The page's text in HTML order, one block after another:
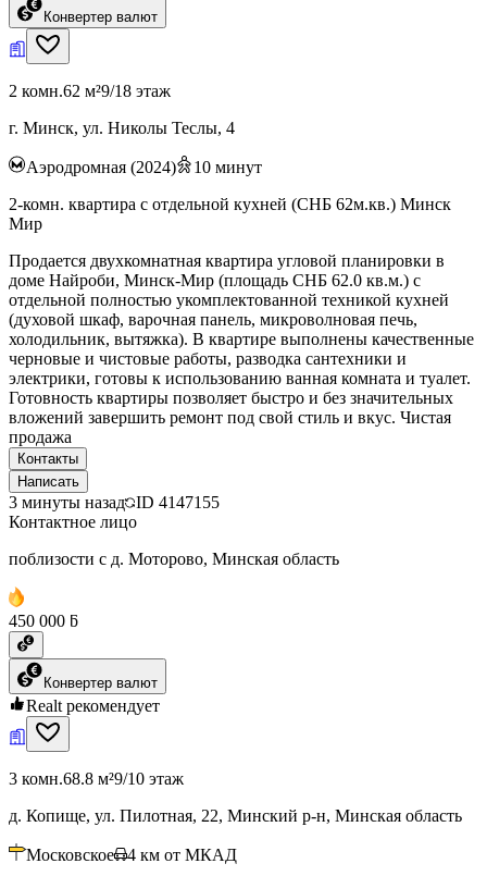
Конвертер валют
2 комн.62 м²9/18 этаж
г. Минск, ул. Николы Теслы, 4
Аэродромная (2024) 10 минут
2-комн. квартира с отдельной кухней (СНБ 62м.кв.) Минск
Мир
Продается двухкомнатная квартира угловой планировки в
доме Найроби, Минск-Мир (площадь СНБ 62.0 кв.м.) с
отдельной полностью укомплектованной техникой кухней
(духовой шкаф, варочная панель, микроволновая печь,
холодильник, вытяжка). В квартире выполнены качественные
черновые и чистовые работы, разводка сантехники и
электрики, готовы к использованию ванная комната и туалет.
Готовность квартиры позволяет быстро и без значительных
вложений завершить ремонт под свой стиль и вкус. Чистая
продажа
Контакты
Написать
3 минуты назад ID 4147155
Контактное лицо
поблизости с д. Моторово, Минская область
450 000 ƃ
Конвертер валют
Realt рекомендует
3 комн.68.8 м²9/10 этаж
д. Копище, ул. Пилотная, 22, Минский р-н, Минская область
Московское 4 км от МКАД